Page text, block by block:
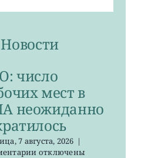
число
мест в
неожиданно
7 августа, 2026 |
котключены